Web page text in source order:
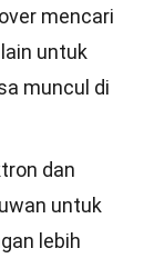
mencari
untuk
muncul di
dan
untuk
lebih